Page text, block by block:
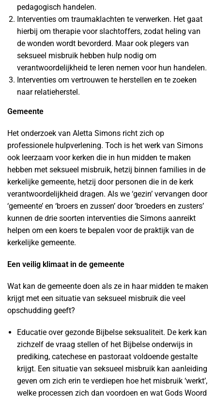
pedagogisch handelen.
Interventies om traumaklachten te verwerken. Het gaat
hierbij om therapie voor slachtoffers, zodat heling van
de wonden wordt bevorderd. Maar ook plegers van
seksueel misbruik hebben hulp nodig om
verantwoordelijkheid te leren nemen voor hun handelen.
Interventies om vertrouwen te herstellen en te zoeken
naar relatieherstel.
Gemeente
Het onderzoek van Aletta Simons richt zich op
professionele hulpverlening. Toch is het werk van Simons
ook leerzaam voor kerken die in hun midden te maken
hebben met seksueel misbruik, hetzij binnen families in de
kerkelijke gemeente, hetzij door personen die in de kerk
verantwoordelijkheid dragen. Als we ‘gezin’ vervangen door
‘gemeente’ en ‘broers en zussen’ door ‘broeders en zusters’
kunnen de drie soorten interventies die Simons aanreikt
helpen om een koers te bepalen voor de praktijk van de
kerkelijke gemeente.
Een veilig klimaat in de gemeente
Wat kan de gemeente doen als ze in haar midden te maken
krijgt met een situatie van seksueel misbruik die veel
opschudding geeft?
Educatie over gezonde Bijbelse seksualiteit. De kerk kan
zichzelf de vraag stellen of het Bijbelse onderwijs in
prediking, catechese en pastoraat voldoende gestalte
krijgt. Een situatie van seksueel misbruik kan aanleiding
geven om zich erin te verdiepen hoe het misbruik ‘werkt’,
welke processen zich dan voordoen en wat Gods Woord